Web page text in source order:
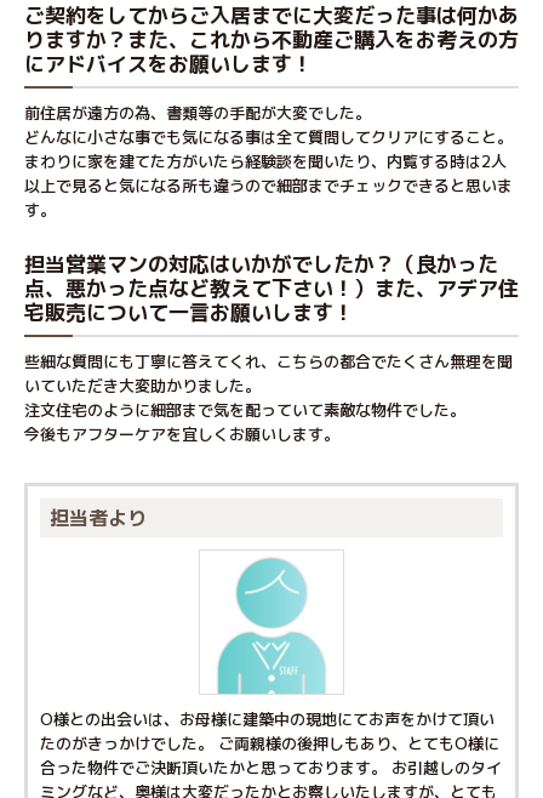
ご契約をしてからご入居までに大変だった事は何かあ
りますか？また、これから不動産ご購入をお考えの方
にアドバイスをお願いします！
前住居が遠方の為、書類等の手配が大変でした。
どんなに小さな事でも気になる事は全て質問してクリアにすること。
まわりに家を建てた方がいたら経験談を聞いたり、内覧する時は2人
以上で見ると気になる所も違うので細部までチェックできると思いま
す。
担当営業マンの対応はいかがでしたか？（良かった
点、悪かった点など教えて下さい！）また、アデア住
宅販売について一言お願いします！
些細な質問にも丁寧に答えてくれ、こちらの都合でたくさん無理を聞
いていただき大変助かりました。
注文住宅のように細部まで気を配っていて素敵な物件でした。
今後もアフターケアを宜しくお願いします。
担当者より
O様との出会いは、お母様に建築中の現地にてお声をかけて頂い
たのがきっかけでした。 ご両親様の後押しもあり、とてもO様に
合った物件でご決断頂いたかと思っております。 お引越しのタイ
ミングなど、奥様は大変だったかとお察しいたしますが、とても